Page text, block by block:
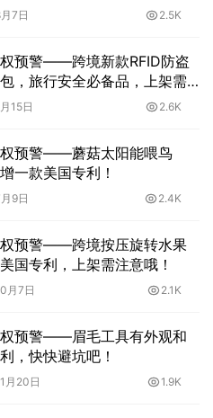
7日 2.5K
预警——跨境新款RFID防盗
，旅行安全必备品，上架需
15日 2.6K
预警——蘑菇太阳能喂鸟
一款美国专利！
9日 2.4K
预警——跨境按压旋转水果
国专利，上架需注意哦！
月7日 2.1K
预警——眉毛工具有外观和
，快快避坑吧！
月20日 1.9K